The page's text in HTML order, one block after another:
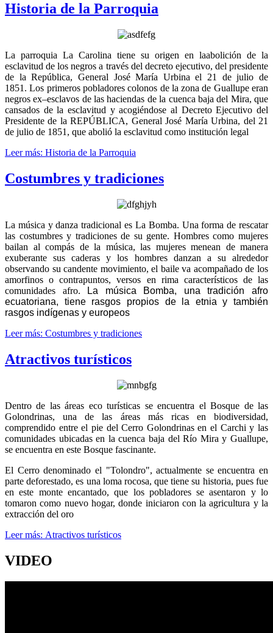
Historia de la Parroquia
La parroquia La Carolina tiene su origen en laabolición de la
esclavitud de los negros a través del decreto ejecutivo, del presidente
de la República, General José María Urbina el 21 de julio de
1851.Los primeros pobladores colonos de la zona de Guallupe eran
negros ex–esclavos de las haciendas de la cuenca baja del Mira, que
cansados de la esclavitud y acogiéndose al Decreto Ejecutivo del
Presidente de la REPÚBLICA, General José María Urbina, del 21
de julio de 1851, que abolió la esclavitud como institución legal
Leer más: Historia de la Parroquia
Costumbres y tradiciones
La música y danza tradicional es La Bomba. Una forma de rescatar
las costumbres y tradiciones de su gente. Hombres como mujeres
bailan al compás de la música, las mujeres menean de manera
exuberante sus caderas y los hombres danzan a su alrededor
observando su candente movimiento, el baile va acompañado de los
amorfinos o contrapuntos, versos en rima característicos de las
comunidades afro.
La música Bomba, una tradición afro
ecuatoriana, tiene rasgos propios de la etnia y también
rasgos indígenas y europeos
Leer más: Costumbres y tradiciones
Atractivos turísticos
Dentro de las áreas eco turísticas se encuentra el Bosque de las
Golondrinas, una de las áreas más ricas en biodiversidad,
comprendido entre el pie del Cerro Golondrinas en el Carchi y las
comunidades ubicadas en la cuenca baja del Río Mira y Guallupe,
se encuentra en este Bosque fascinante.
El Cerro denominado el "Tolondro", actualmente se encuentra en
parte deforestado, es una loma rocosa, que tiene su historia, pues fue
en este monte encantado, que los pobladores se asentaron y lo
tomaron como nuevo hogar, donde iniciaron con la agricultura y la
extracción del oro
Leer más: Atractivos turísticos
VIDEO